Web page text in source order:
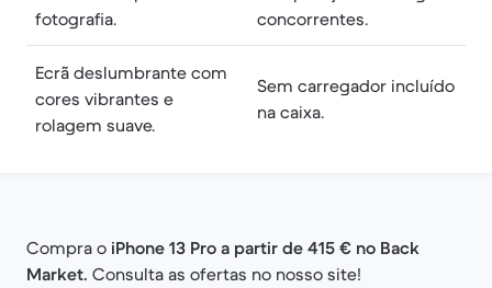
fotografia.
concorrentes.
Ecrã deslumbrante com
cores vibrantes e
rolagem suave.
Sem carregador incluído
na caixa.
Compra o iPhone 13 Pro a partir de 415 € no Back
Market. Consulta as ofertas no nosso site!